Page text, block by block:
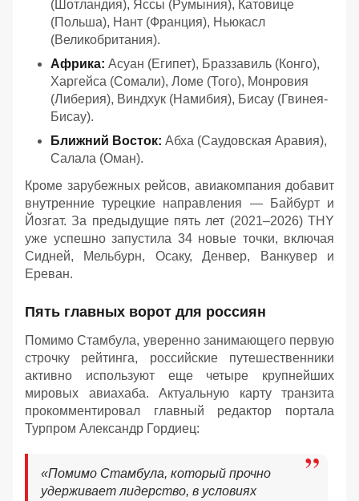
(Шотландия), Яссы (Румыния), Катовице
(Польша), Нант (Франция), Ньюкасл
(Великобритания).
Африка: Асуан (Египет), Браззавиль (Конго),
Харгейса (Сомали), Ломе (Того), Монровия
(Либерия), Виндхук (Намибия), Бисау (Гвинея-
Бисау).
Ближний Восток: Абха (Саудовская Аравия),
Салала (Оман).
Кроме зарубежных рейсов, авиакомпания добавит
внутренние турецкие направления — Байбурт и
Йозгат. За предыдущие пять лет (2021–2026) THY
уже успешно запустила 34 новые точки, включая
Сидней, Мельбурн, Осаку, Денвер, Ванкувер и
Ереван.
Пять главных ворот для россиян
Помимо Стамбула, уверенно занимающего первую
строчку рейтинга, российские путешественники
активно используют еще четыре крупнейших
мировых авиахаба. Актуальную карту транзита
прокомментировал главный редактор портала
Турпром Александр Гордиец:
«Помимо Стамбула, который прочно
удерживает лидерство, в условиях